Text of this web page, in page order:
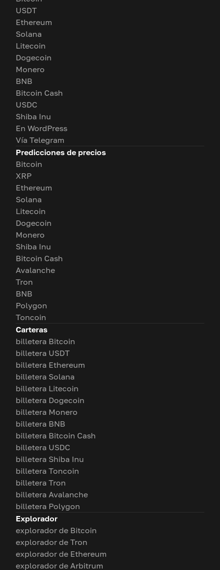
USDT
Ethereum
Solana
Litecoin
Dogecoin
Monero
BNB
Bitcoin Cash
USDC
Shiba Inu
En WordPress
Vía Telegram
Predicciones de precios
Bitcoin
XRP
Ethereum
Solana
Litecoin
Dogecoin
Monero
Shiba Inu
Bitcoin Cash
Avalanche
Tron
BNB
Polygon
Toncoin
Carteras
billetera Bitcoin
billetera USDT
billetera Ethereum
billetera Solana
billetera Litecoin
billetera Dogecoin
billetera Monero
billetera BNB
billetera Bitcoin Cash
billetera USDC
billetera Shiba Inu
billetera Toncoin
billetera Tron
billetera Avalanche
billetera Polygon
Explorador
explorador de Bitcoin
explorador de Tron
explorador de Ethereum
explorador de Arbitrum